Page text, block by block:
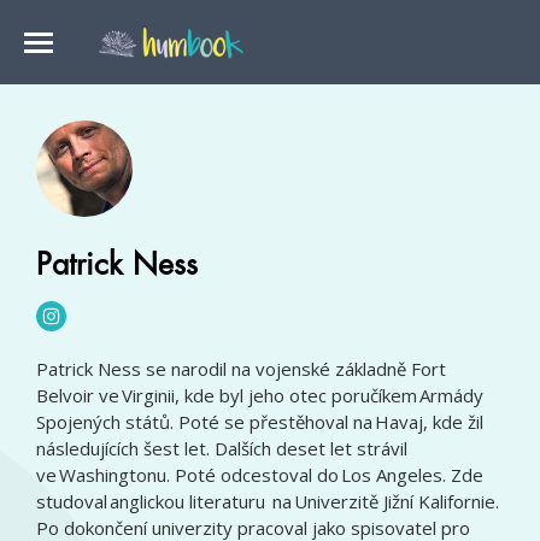
Patrick Ness
Patrick Ness se narodil na vojenské základně Fort
Belvoir ve Virginii, kde byl jeho otec poručíkem Armády
Spojených států. Poté se přestěhoval na Havaj, kde žil
následujících šest let. Dalších deset let strávil
ve Washingtonu. Poté odcestoval do Los Angeles. Zde
studoval anglickou literaturu na Univerzitě Jižní Kalifornie.
Po dokončení univerzity pracoval jako spisovatel pro